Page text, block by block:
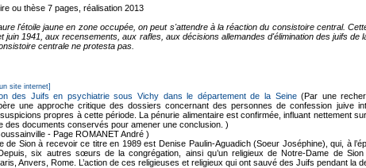
ou thèse 7 pages, réalisation 2013
l'étoile jaune en zone occupée, on peut s'attendre à la réaction du consistoire central.
1941, aux recensements, aux rafles, aux décisions allemandes d'élimination des juifs de
centrale ne protesta pas.
site internet]
des Juifs en psychiatrie sous Vichy dans le département de la Seine(Par une
une approche critique des dossiers concernant des personnes de confession juive
propres à cette période. La pénurie alimentaire est confirmée, influant nettement
documents conservés pour amener une conclusion. )
- Page ROMANET André )
de Sion à recevoir ce titre en 1989 est Denise Paulin-Aguadich (Soeur Joséphine), qui, à
six autres sœurs de la congrégation, ainsi qu’un religieux de Notre-Dame de
Anvers, Rome. L’action de ces religieuses et religieux qui ont sauvé des Juifs pendant la